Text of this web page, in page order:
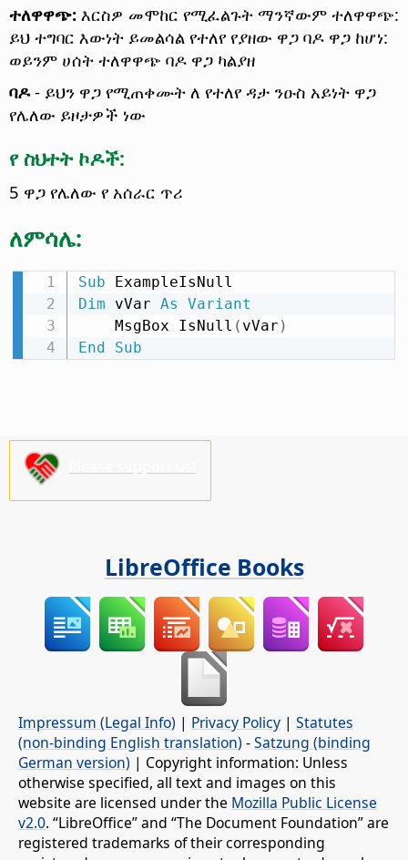
ተለዋዋጭ: እርስዎ መሞከር የሚፈልጉት ማንኛውም ተለዋዋጭ:
ይህ ተግባር እውነት ይመልሳል የተለየ የያዘው ዋጋ ባዶ ዋጋ ከሆነ:
ወይንም ሀሰት ተለዋዋጭ ባዶ ዋጋ ካልያዘ
ባዶ- ይህን ዋጋ የሚጠቀሙት ለ የተለየ ዳታ ንዑስ አይነት ዋጋ
የሌለው ይዞታዎች ነው
የ ስህተት ኮዶች:
5 ዋጋ የሌለው የ አሰራር ጥሪ
ለምሳሌ:
Sub
Dim vVar As
Variant
    MsgBox IsNull
( vVar )
End
Sub
LibreOffice Books
Impressum (Legal Info) | Privacy Policy | Statutes
(non-binding English translation) -Satzung (binding
German version) | Copyright information: Unless
otherwise specified, all text and images on this
website are licensed under the Mozilla Public License
v2.0. “LibreOffice” and “The Document Foundation” are
registered trademarks of their corresponding